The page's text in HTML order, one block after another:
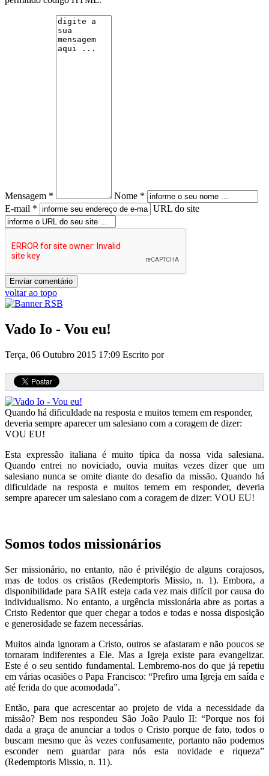
Mensagem *
Nome *
E-mail *
URL do site
voltar ao topo
Vado Io - Vou eu!
Terça, 06 Outubro 2015 17:09 Escrito por
Quando há dificuldade na resposta e muitos temem em responder,
deveria sempre aparecer um salesiano com a coragem de dizer:
VOU EU!
Esta expressão italiana é muito típica da nossa vida salesiana.
Quando entrei no noviciado, ouvia muitas vezes dizer que um
salesiano nunca se omite diante do desafio da missão. Quando há
dificuldade na resposta e muitos temem em responder, deveria
sempre aparecer um salesiano com a coragem de dizer: VOU EU!
Somos todos missionários
Ser missionário, no entanto, não é privilégio de alguns corajosos,
mas de todos os cristãos (Redemptoris Missio, n. 1). Embora, a
disponibilidade para SAIR esteja cada vez mais difícil por causa do
individualismo. No entanto, a urgência missionária abre as portas a
Cristo Redentor que quer chegar a todos e todas e nossa disposição
e generosidade se fazem necessárias.
Muitos ainda ignoram a Cristo, outros se afastaram e não poucos se
tornaram indiferentes a Ele. Mas a Igreja existe para evangelizar.
Este é o seu sentido fundamental. Lembremo-nos do que já repetiu
em várias ocasiões o Papa Francisco: “Prefiro uma Igreja em saída e
até ferida do que acomodada”.
Então, para que acrescentar ao projeto de vida a necessidade da
missão? Bem nos respondeu São João Paulo II: “Porque nos foi
dada a graça de anunciar a todos o Cristo porque de fato, todos o
buscam mesmo que às vezes confusamente, portanto não podemos
esconder nem guardar para nós esta novidade e riqueza”
(Redemptoris Missio, n. 11).